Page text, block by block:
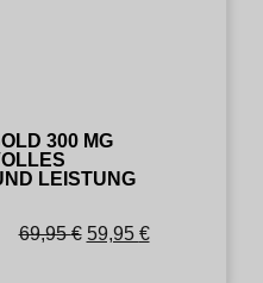
300 MG
LEISTUNG
69,95€ 59,95 €